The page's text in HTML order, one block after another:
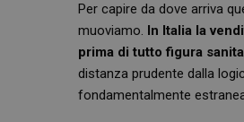
Per capire da dove arriva
muoviamo. In Italia la
prima di tutto figura
distanza prudente dalla
fondamentalmente